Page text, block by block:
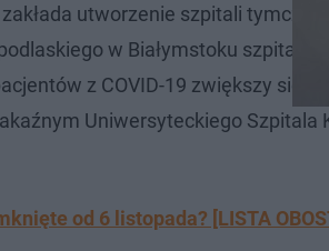
utworzenie szpitali
w Białymstoku szpital
z COVID-19 zwiększy się
Uniwersyteckiego Szpitala
od 6 listopada? [LISTA